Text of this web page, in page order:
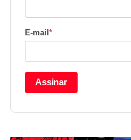
E-mail *
Assinar